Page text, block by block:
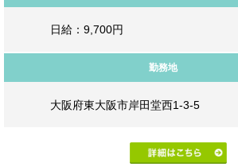
日給：9,700円
勤務地
大阪府東大阪市岸田堂西1-3-5